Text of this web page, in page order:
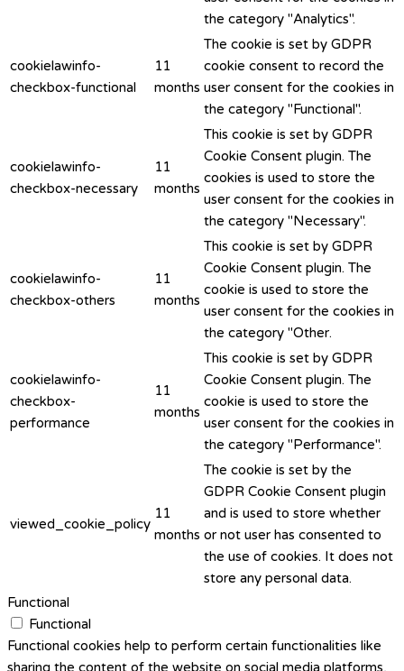
the category "Analytics".
cookielawinfo-
checkbox-functional
11
months
The cookie is set by GDPR
cookie consent to record the
user consent for the cookies in
the category "Functional".
cookielawinfo-
checkbox-necessary
11
months
This cookie is set by GDPR
Cookie Consent plugin. The
cookies is used to store the
user consent for the cookies in
the category "Necessary".
cookielawinfo-
checkbox-others
11
months
This cookie is set by GDPR
Cookie Consent plugin. The
cookie is used to store the
user consent for the cookies in
the category "Other.
cookielawinfo-
checkbox-
performance
11
months
This cookie is set by GDPR
Cookie Consent plugin. The
cookie is used to store the
user consent for the cookies in
the category "Performance".
viewed_cookie_policy
11
months
The cookie is set by the
GDPR Cookie Consent plugin
and is used to store whether
or not user has consented to
the use of cookies. It does not
store any personal data.
Functional
Functional
Functional cookies help to perform certain functionalities like
sharing the content of the website on social media platforms,